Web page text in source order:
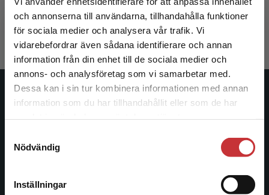
och annonserna till användarna, tillhandahålla funktioner
för sociala medier och analysera vår trafik. Vi
vidarebefordrar även sådana identifierare och annan
information från din enhet till de sociala medier och
annons- och analysföretag som vi samarbetar med.
Dessa kan i sin tur kombinera informationen med annan
information som du har tillhandahållit eller som de har
Nödvändig
Inställningar
Begränsad fraktregion
Det verkar som att du besöker
studentlitteratur.se via en enhet utanför Sverige.
Vi erbjuder inte leveranser utanför Sverige. För
att kunna slutföra ett köp måste
351 krinkl. moms
Exkl. moms: 331 kr
Studentlitteratur
ledande utbildningsförlag. Med läromedel, kurslitteratur,
facklitteratur, utbildningar och digitala
längs hela kunskapsresan.